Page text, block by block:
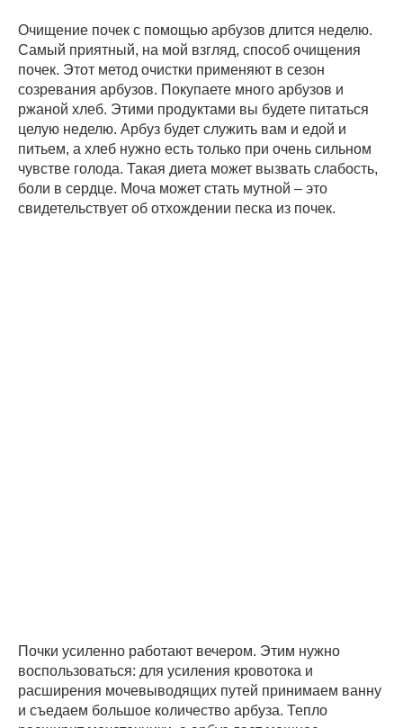
Очищение почек с помощью арбузов длится неделю.
Самый приятный, на мой взгляд, способ очищения
почек. Этот метод очистки применяют в сезон
созревания арбузов. Покупаете много арбузов и
ржаной хлеб. Этими продуктами вы будете питаться
целую неделю. Арбуз будет служить вам и едой и
питьем, а хлеб нужно есть только при очень сильном
чувстве голода. Такая диета может вызвать слабость,
боли в сердце. Моча может стать мутной – это
свидетельствует об отхождении песка из почек.
Почки усиленно работают вечером. Этим нужно
воспользоваться: для усиления кровотока и
расширения мочевыводящих путей принимаем ванну
и съедаем большое количество арбуза. Тепло